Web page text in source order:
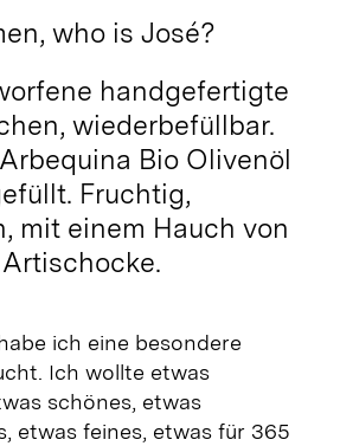
who is José?
handgefertigte
wiederbefüllbar.
Bio Olivenöl
Fruchtig,
mit einem Hauch von
ich eine besondere
Ich wollte etwas
schönes, etwas
etwas feines, etwas für 365